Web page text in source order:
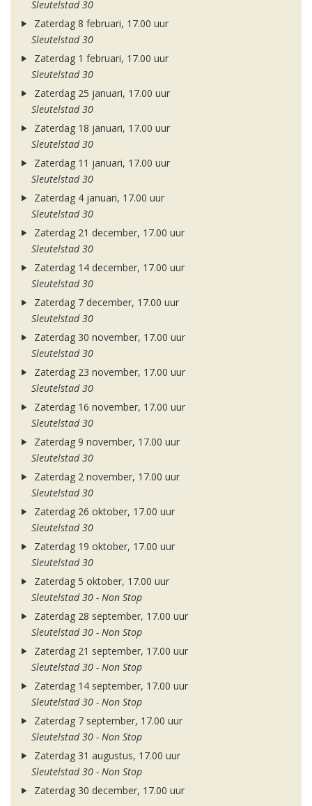
Sleutelstad 30
Zaterdag 8 februari, 17.00 uur
Sleutelstad 30
Zaterdag 1 februari, 17.00 uur
Sleutelstad 30
Zaterdag 25 januari, 17.00 uur
Sleutelstad 30
Zaterdag 18 januari, 17.00 uur
Sleutelstad 30
Zaterdag 11 januari, 17.00 uur
Sleutelstad 30
Zaterdag 4 januari, 17.00 uur
Sleutelstad 30
Zaterdag 21 december, 17.00 uur
Sleutelstad 30
Zaterdag 14 december, 17.00 uur
Sleutelstad 30
Zaterdag 7 december, 17.00 uur
Sleutelstad 30
Zaterdag 30 november, 17.00 uur
Sleutelstad 30
Zaterdag 23 november, 17.00 uur
Sleutelstad 30
Zaterdag 16 november, 17.00 uur
Sleutelstad 30
Zaterdag 9 november, 17.00 uur
Sleutelstad 30
Zaterdag 2 november, 17.00 uur
Sleutelstad 30
Zaterdag 26 oktober, 17.00 uur
Sleutelstad 30
Zaterdag 19 oktober, 17.00 uur
Sleutelstad 30
Zaterdag 5 oktober, 17.00 uur
Sleutelstad 30 - Non Stop
Zaterdag 28 september, 17.00 uur
Sleutelstad 30 - Non Stop
Zaterdag 21 september, 17.00 uur
Sleutelstad 30 - Non Stop
Zaterdag 14 september, 17.00 uur
Sleutelstad 30 - Non Stop
Zaterdag 7 september, 17.00 uur
Sleutelstad 30 - Non Stop
Zaterdag 31 augustus, 17.00 uur
Sleutelstad 30 - Non Stop
Zaterdag 30 december, 17.00 uur